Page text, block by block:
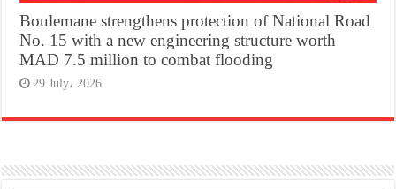
Boulemane strengthens protection of National Road
No. 15 with a new engineering structure worth
MAD 7.5 million to combat flooding
29 July، 2026